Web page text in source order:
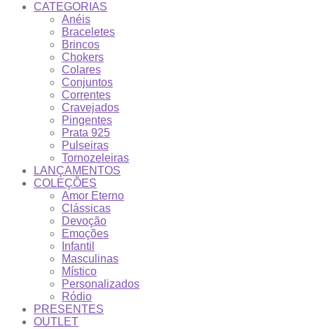
CATEGORIAS
Anéis
Braceletes
Brincos
Chokers
Colares
Conjuntos
Correntes
Cravejados
Pingentes
Prata 925
Pulseiras
Tornozeleiras
LANÇAMENTOS
COLEÇÕES
Amor Eterno
Clássicas
Devoção
Emoções
Infantil
Masculinas
Místico
Personalizados
Ródio
PRESENTES
OUTLET